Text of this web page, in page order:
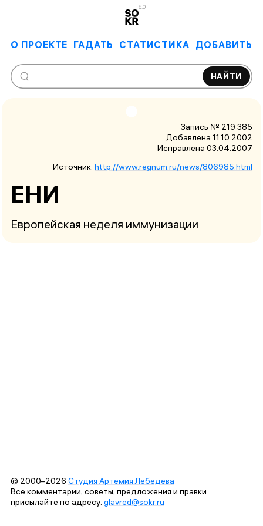
6.0
О ПРОЕКТЕ ГАДАТЬ СТАТИСТИКА ДОБАВИТЬ
НАЙТИ
Запись № 219 385
Добавлена 11.10.2002
Исправлена 03.04.2007
Источник: http://www.regnum.ru/news/806985.html
ЕНИ
Европейская неделя иммунизации
© 2000–2026 Студия Артемия Лебедева
Все комментарии, советы, предложения и правки
присылайте по адресу: glavred@sokr.ru